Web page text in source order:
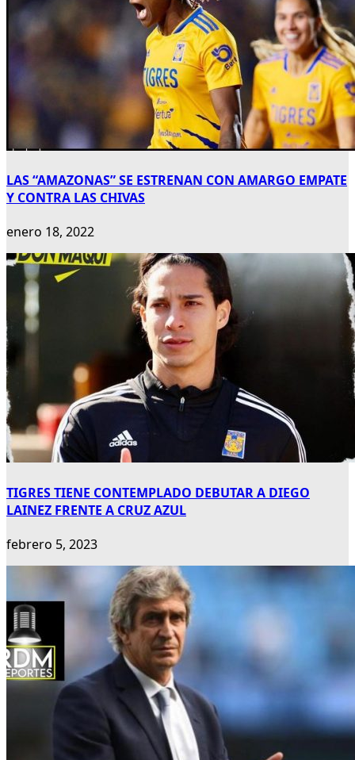
LAS “AMAZONAS” SE ESTRENAN CON AMARGO EMPATE
Y CONTRA LAS CHIVAS
enero 18, 2022
TIGRES TIENE CONTEMPLADO DEBUTAR A DIEGO
LAINEZ FRENTE A CRUZ AZUL
febrero 5, 2023